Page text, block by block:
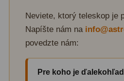
Neviete, ktorý teleskop je
Napíšte nám na
povedzte nám:
Pre koho je